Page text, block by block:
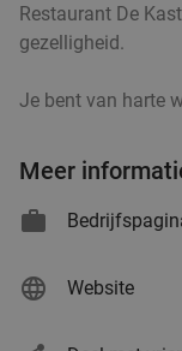
Restaurant De
gezelligheid.
Je bent van harte
Meer
Website